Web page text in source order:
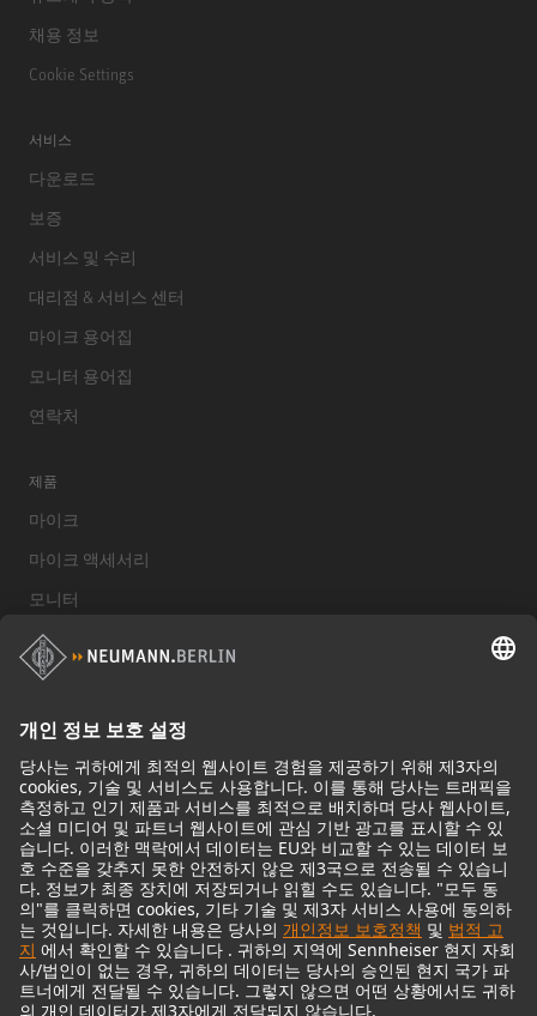
채용 정보
Cookie Settings
서비스
다운로드
보증
서비스 및 수리
대리점 & 서비스 센터
마이크 용어집
모니터 용어집
연락처
제품
마이크
마이크 액세서리
모니터
스튜디오 모니터 액세서리
헤드폰
기념적인 마이크
Audio Interface